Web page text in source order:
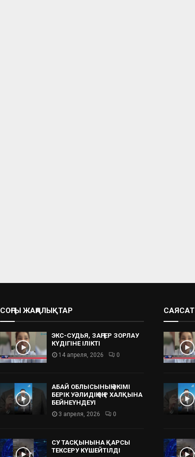
СОҢҒЫ ЖАҢАЛЫҚТАР
ЭКС-СУДЬЯ, ЗАҢГЕР ЗОРЛАУ
КҮДІГІНЕ ІЛІКТІ
14 апреля, 2026 0
АБАЙ ОБЛЫСЫНЫҢ ӘКІМІ
БЕРІК УӘЛИДІҢ ӨҢІР ХАЛҚЫНА
БЕЙНЕҮНДЕУІ
3 апреля, 2026 0
СУ ТАСҚЫНЫНА ҚАРСЫ
ТЕКСЕРУ КҮШЕЙТІЛДІ
САЯСАТ